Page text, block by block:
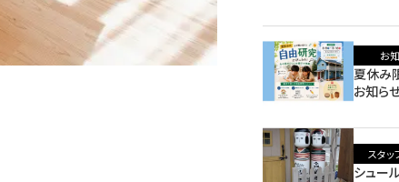
お
夏休み
お知ら
スタッ
シュー